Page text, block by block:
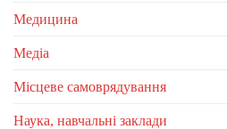
Медицина
Медіа
Місцеве самоврядування
Наука, навчальні заклади